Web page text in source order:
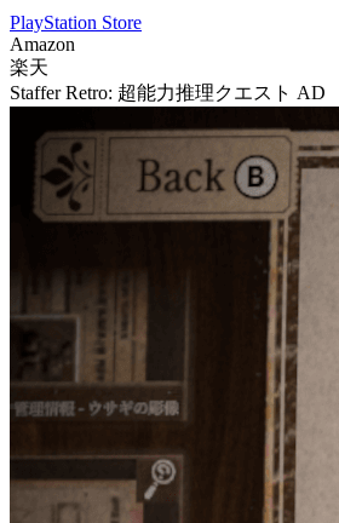
PlayStation Store
Amazon
楽天
Staffer Retro: 超能力推理クエスト AD